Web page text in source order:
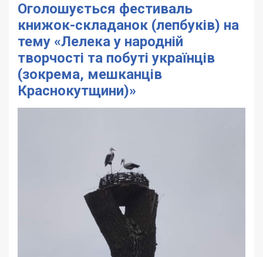
Оголошується фестиваль
книжок-складанок (лепбуків) на
тему «Лелека у народній
творчості та побуті українців
(зокрема, мешканців
Краснокутщини)»